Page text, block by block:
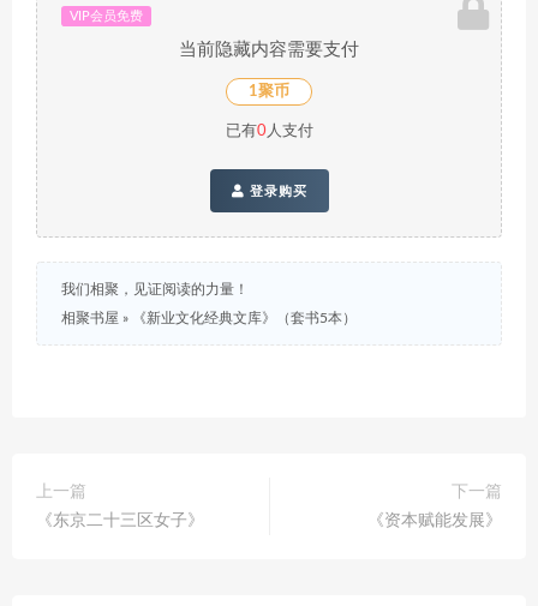
VIP会员免费
当前隐藏内容需要支付
1聚币
已有0人支付
登录购买
我们相聚，见证阅读的力量！
相聚书屋 » 《新业文化经典文库》（套书5本）
上一篇
《东京二十三区女子》
下一篇
《资本赋能发展》